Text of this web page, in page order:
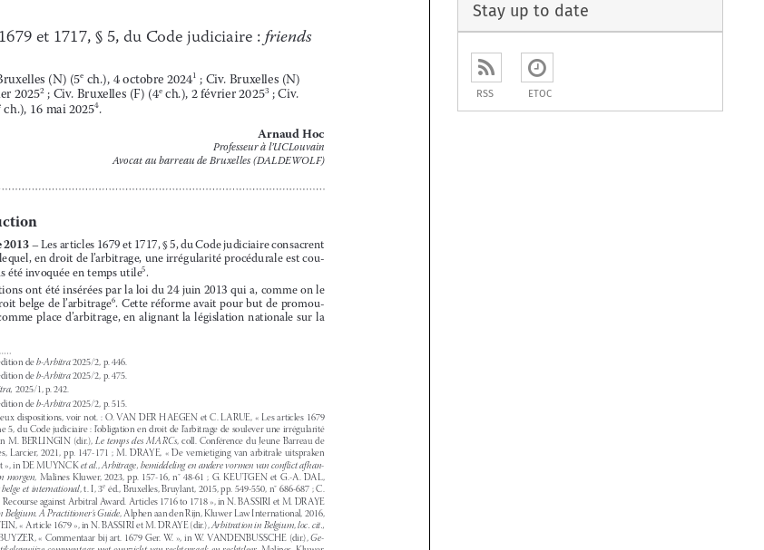

   
     
 








 

  
  
 
  


  

 


 


 
  
 
Articles/Doctrine
. 1679 et 1717, § 5 C . : friends or foes ?
373
1679 et 1717, § 5, du Code judiciaire : friends
. Bruxelles (N) (5 e
; Civ .
Arnaud Hoc
de 2013 – Les articles 1679 et 1717, § 5, du Code judiciaire consacrent
lequel, en droit de l’arbitrage, une irrégularité procédurale est cou-
pas été invoquée en temps utile5 .
ont été insérées par la loi du 24 juin 2013 qui a, comme on le
le droit belge de l’arbitrage6 . Cette réforme avait pour but de promou-
comme  place  d’arbitrage,  en  alignant  la  législation  nationale  sur  la
édition de
cette édition de b-Arbitra 2025/2, p. 475.
b-Arbitra, 2025/1, p. 242.
cette édition de 2025/2, p. 515.
ces  deux  dispositions,  voir  not.  :  O.  VAN  DER  HAEGEN  et  C.  LARUE,  «  Les  articles  1679
5, du Code judiciaire : l’obligation en droit de l’arbitrage de soulever une irrégularité
»,  in  M.  BERLINGIN  (dir.),
Le  temps  des  MARCs,  coll.  Conférence  du  Jeune  Barreau  de
Larcier,  2021,  pp.  147-171  ;  M.  DRAYE,  «  De  vernietiging  van  arbitrale  uitspraken
recht », in DE MUYNCK et al., Arbitrage, bemiddeling en andere vormen van conflict afhan -
en  morgen,  Malines  Kluwer,  2023,  pp.  157-16,  n°  48-61  ;  G.  KEUTGEN  et  G.-A.  DAL,
droit belge et international, t. I, 3e éd., Bruxelles, Bruylant, 2015, pp. 549-550, n° 686-687 ; C.
« Recourse against Arbitral Award. Articles 1716 to 1718 », in N. BASSIRI et M. DRAYE
in Belgium. A Practitioner’s Guide, Alphen aan den Rijn, Kluwer Law International, 2016,
; E. STEIN, « Article 1679 », in N. BASSIRI et M. DRAYE (dir.), Arbitration in Belgium, loc. cit.,
G. DE BUYZER, « Commentaar bij art. 1679 Ger. W. », in W. VANDENBUSSCHE (dir.), Ge-
Artikelsgewijze  commentaar  met  overzicht  van  rechtspraak  en  rechtsleer,  Malines,  Kluwer,
januari  2018)  ;  K.  WAGNER, Manuel  de  l’arbitrage  belge  et  international,
  Bruxelles,  Bruylant,
273 et pp. 661-662.
2013 modifiant la sixième partie du Code judiciaire relative à l’arbitrage, M.B ., 28 juin 2013,
un  commentaire  général  de  cette  loi,  voir  M.  DAL,  «  La  nouvelle  loi  sur  l’arbitrage  », J .T.,
Stay up to date
RSS ETOC